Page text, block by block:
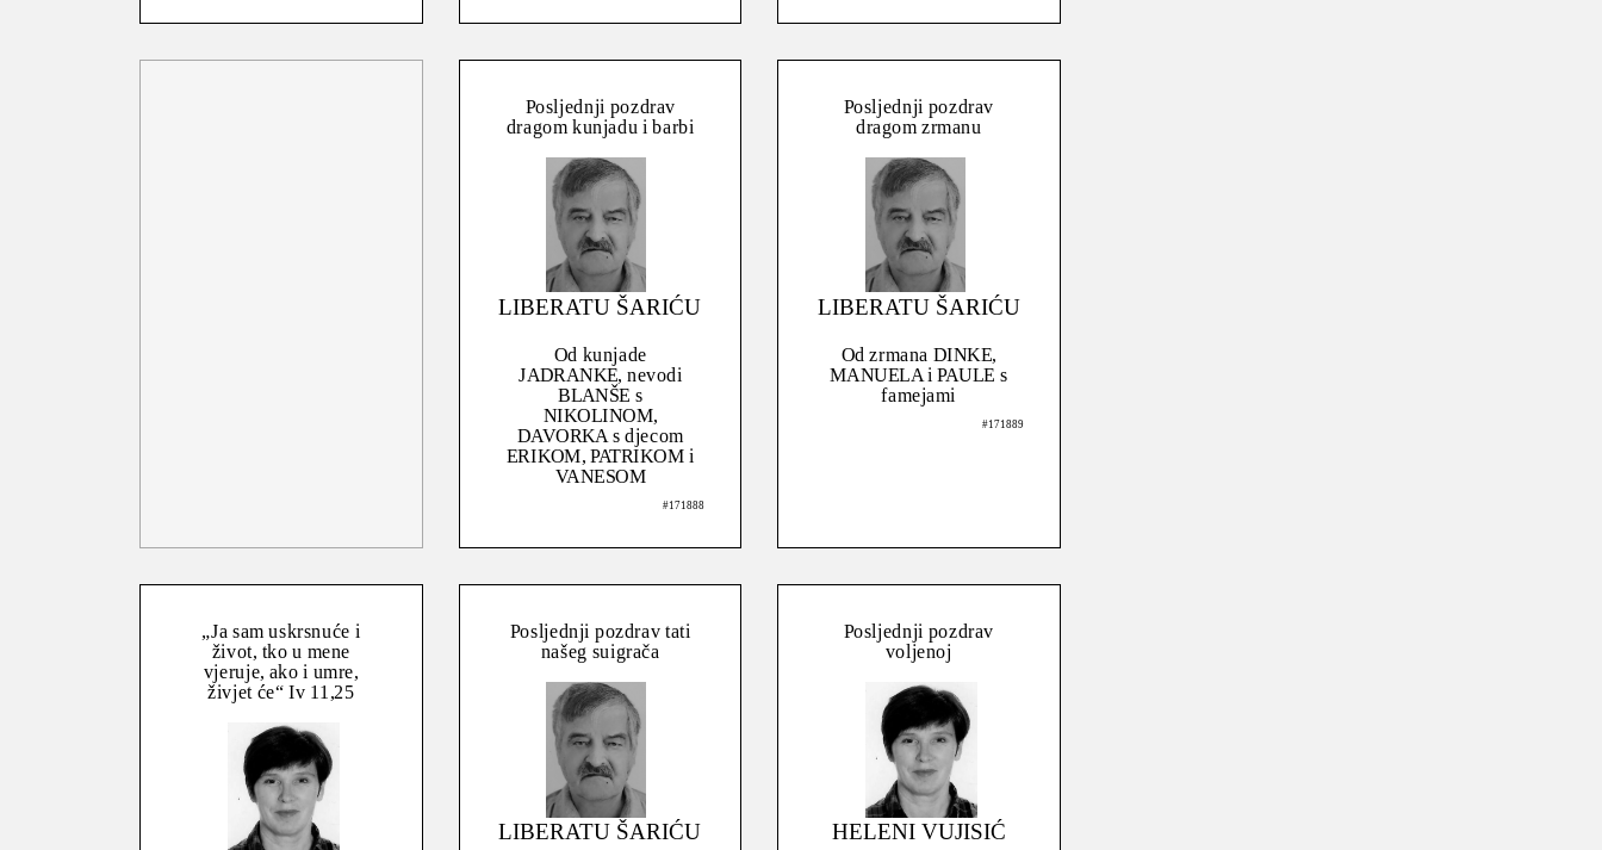
Posljednji pozdrav
dragom kunjadu i barbi
LIBERATU ŠARIĆU
Od kunjade
JADRANKE, nevodi
BLANŠE s
NIKOLINOM,
DAVORKA s djecom
ERIKOM, PATRIKOM i
VANESOM
#171888
Posljednji pozdrav
dragom zrmanu
LIBERATU ŠARIĆU
Od zrmana DINKE,
MANUELA i PAULE s
famejami
#171889
„Ja sam uskrsnuće i
život, tko u mene
vjeruje, ako i umre,
živjet će“ Iv 11,25
Posljednji pozdrav tati
našeg suigrača
LIBERATU ŠARIĆU
Posljednji pozdrav
voljenoj
HELENI VUJISIĆ